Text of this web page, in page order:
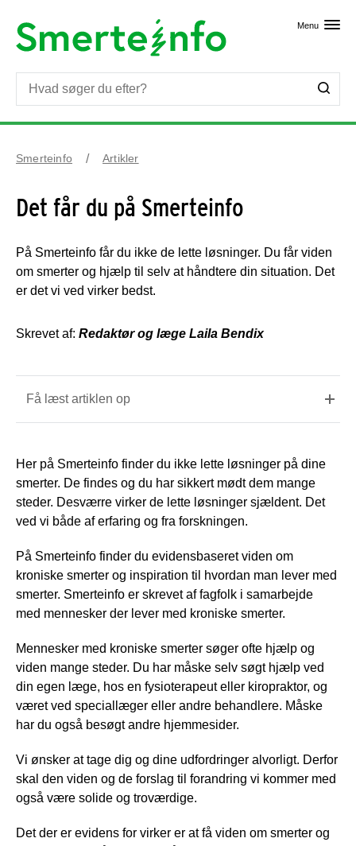
Menu
Smerteinfo Artikler
Det får du på Smerteinfo
På Smerteinfo får du ikke de lette løsninger. Du får viden
om smerter og hjælp til selv at håndtere din situation. Det
er det vi ved virker bedst.
Skrevet af: Redaktør og læge Laila Bendix
Få læst artiklen op
Her på Smerteinfo finder du ikke lette løsninger på dine
smerter. De findes og du har sikkert mødt dem mange
steder. Desværre virker de lette løsninger sjældent. Det
ved vi både af erfaring og fra forskningen.
På Smerteinfo finder du evidensbaseret viden om
kroniske smerter og inspiration til hvordan man lever med
smerter. Smerteinfo er skrevet af fagfolk i samarbejde
med mennesker der lever med kroniske smerter.
Mennesker med kroniske smerter søger ofte hjælp og
viden mange steder. Du har måske selv søgt hjælp ved
din egen læge, hos en fysioterapeut eller kiropraktor, og
været ved speciallæger eller andre behandlere. Måske
har du også besøgt andre hjemmesider.
Vi ønsker at tage dig og dine udfordringer alvorligt. Derfor
skal den viden og de forslag til forandring vi kommer med
også være solide og troværdige.
Det der er evidens for virker er at få viden om smerter og